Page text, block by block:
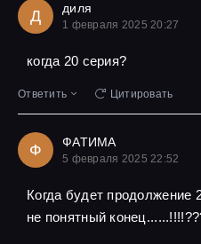
Д диля
1 февраля 2025 20:27
когда 20 серия?
Ответить Цитировать
Ф ФАТИМА
5 февраля 2025 22:52
Когда будет продолжение
не понятный